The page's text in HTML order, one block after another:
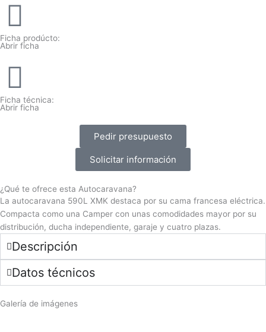
Ficha prodúcto:
Abrir ficha
Ficha técnica:
Abrir ficha
Pedir presupuesto
Solicitar información
¿Qué te ofrece esta Autocaravana?
La autocaravana 590L XMK destaca por su cama francesa eléctrica.
Compacta como una Camper con unas comodidades mayor por su
distribución, ducha independiente, garaje y cuatro plazas.
Descripción
Datos técnicos
Galería de imágenes
690l Xmk Exterior 01
690l Xmk Exterior 03
690l Xmk Garaje 01
690l Xmk Garaje 02
690l Xmk Interior 01
690l Xmk Interior 02
690l Xmk Interior 03
690l Xmk Interior 05
690l Xmk Interior 06
690l Xmk Interior 07
690l Xmk Interior 08
690l Xmk Interior 10
690l Xmk Interior 04
690l Xmk Interior 09